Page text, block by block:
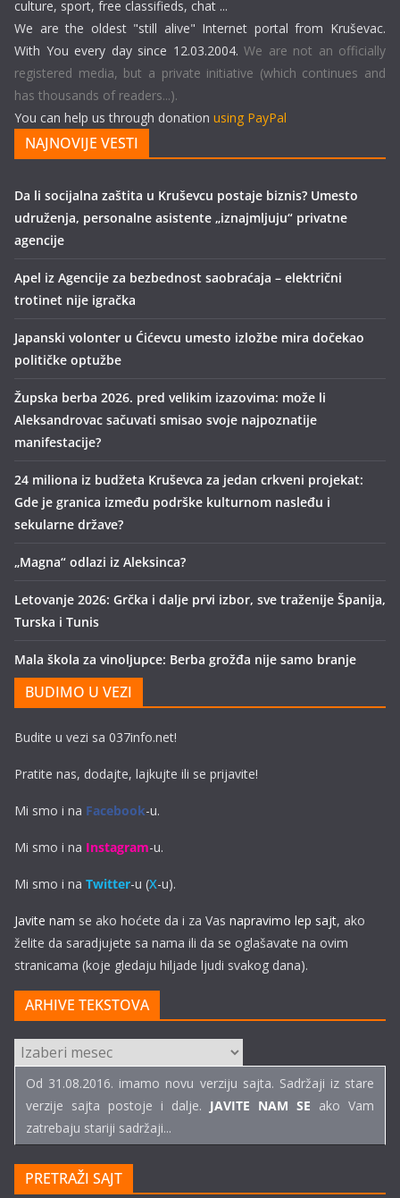
culture, sport, free classifieds, chat ...
We are the oldest "still alive" Internet portal from Kruševac.
With You every day since 12.03.2004. We are not an officially
registered media, but a private initiative (which continues and
has thousands of readers...).
You can help us through donation using PayPal
NAJNOVIJE VESTI
Da li socijalna zaštita u Kruševcu postaje biznis? Umesto
udruženja, personalne asistente „iznajmljuju“ privatne
agencije
Apel iz Agencije za bezbednost saobraćaja – električni
trotinet nije igračka
Japanski volonter u Ćićevcu umesto izložbe mira dočekao
političke optužbe
Župska berba 2026. pred velikim izazovima: može li
Aleksandrovac sačuvati smisao svoje najpoznatije
manifestacije?
24 miliona iz budžeta Kruševca za jedan crkveni projekat:
Gde je granica između podrške kulturnom nasleđu i
sekularne države?
„Magna“ odlazi iz Aleksinca?
Letovanje 2026: Grčka i dalje prvi izbor, sve traženije Španija,
Turska i Tunis
Mala škola za vinoljupce: Berba grožđa nije samo branje
BUDIMO U VEZI
Budite u vezi sa 037info.net!
Pratite nas, dodajte, lajkujte ili se prijavite!
Mi smo i na Facebook-u.
Mi smo i na Instagram-u.
Mi smo i na Twitter-u (X-u).
Javite nam se ako hoćete da i za Vas napravimo lep sajt, ako
želite da saradjujete sa nama ili da se oglašavate na ovim
stranicama (koje gledaju hiljade ljudi svakog dana).
ARHIVE TEKSTOVA
ARHIVE
TEKSTOVA
Od 31.08.2016. imamo novu verziju sajta. Sadržaji iz stare
verzije sajta postoje i dalje. JAVITE NAM SE ako Vam
zatrebaju stariji sadržaji...
PRETRAŽI SAJT